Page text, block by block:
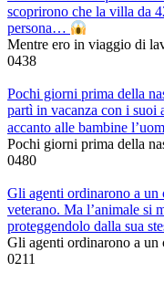
scoprirono che la villa da
persona…
Mentre ero in viaggio di
0438
Pochi giorni prima della
partì in vacanza con i suoi
accanto alle bambine
Pochi giorni prima della
0480
Gli agenti ordinarono a un
veterano. Ma l’animale si
proteggendolo dalla sua
Gli agenti ordinarono a un
0211